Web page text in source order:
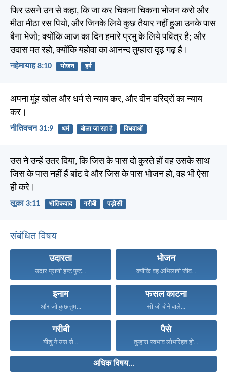
फिर उसने उन से कहा, कि जा कर चिकना चिकना भोजन करो और
मीठा मीठा रस पियो, और जिनके लिये कुछ तैयार नहीं हुआ उनके पास
बैना भेजो; क्योंकि आज का दिन हमारे प्रभु के लिये पवित्र है; और
उदास मत रहो, क्योंकि यहोवा का आनन्द तुम्हारा दृढ़ गढ़ है।
नहेमायाह 8:10 भोजन हर्ष
अपना मुंह खोल और धर्म से न्याय कर, और दीन दरिद्रों का न्याय
कर।
नीतिवचन 31:9 धर्म बोला जा रहा है विधवाओं
उस ने उन्हें उतर दिया, कि जिस के पास दो कुरते हों वह उसके साथ
जिस के पास नहीं हैं बांट दे और जिस के पास भोजन हो, वह भी ऐसा
ही करे।
लूका 3:11 भौतिकवाद गरीबी पड़ोसी
संबंधित विषय
उदारता
उदार प्राणी हृष्ट पुष्ट...
भोजन
क्योंकि वह अभिलाषी जीव...
इनाम
और जो कुछ तुम...
फसल काटना
सो जो बोने वाले...
गरीबी
यीशु ने उस से...
पैसे
तुम्हारा स्वभाव लोभरिहत हो...
अधिक विषय...